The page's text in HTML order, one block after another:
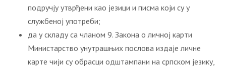
подручју утврђени као језици и писма који су у
службеној употреби;
да у складу са чланом 9. Закона о личној карти
Министарство унутрашњих послова издаје личне
карте чији су обрасци одштампани на српском језику,